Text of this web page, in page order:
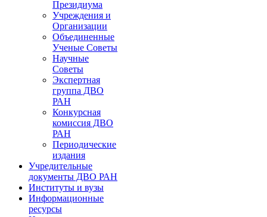
Президиума
Учреждения и
Организации
Объединенные
Ученые Советы
Научные
Советы
Экспертная
группа ДВО
РАН
Конкурсная
комиссия ДВО
РАН
Периодические
издания
Учредительные
документы ДВО РАН
Институты и вузы
Информационные
ресурсы